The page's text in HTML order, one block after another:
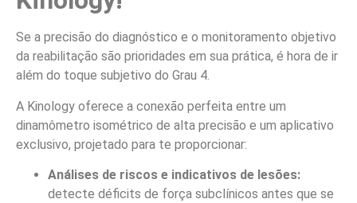
Se a precisão do diagnóstico e o monitoramento objetivo
da reabilitação são prioridades em sua prática, é hora de ir
além do toque subjetivo do Grau 4.
A Kinology oferece a conexão perfeita entre um
dinamômetro isométrico de alta precisão e um aplicativo
exclusivo, projetado para te proporcionar:
Análises de riscos e indicativos de lesões:
detecte déficits de força subclínicos antes que se